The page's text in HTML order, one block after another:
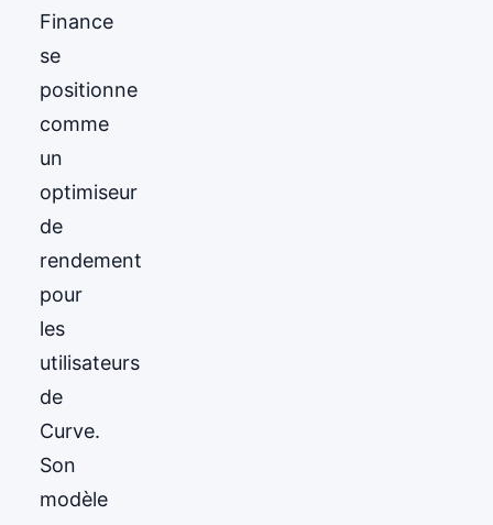
Finance
se
positionne
comme
un
optimiseur
de
rendement
pour
les
utilisateurs
de
Curve.
Son
modèle